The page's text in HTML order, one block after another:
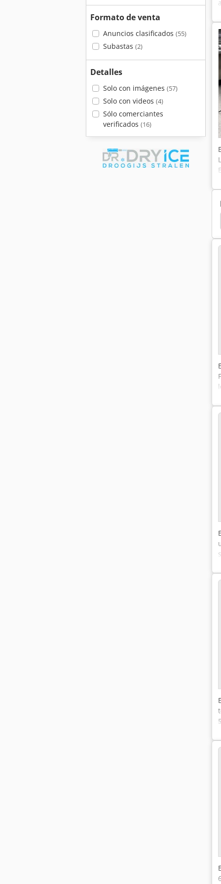
Formato de venta
Anuncios clasificados (55)
Subastas (2)
Detalles
Solo con imágenes (57)
Solo con videos (4)
Sólo comerciantes
verificados (16)